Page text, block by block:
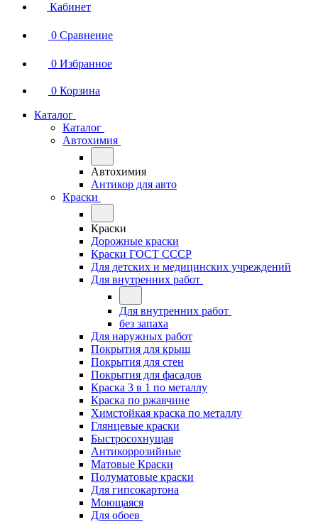
Кабинет
0 Сравнение
0 Избранное
0 Корзина
Каталог
Каталог
Автохимия
Автохимия
Антикор для авто
Краски
Краски
Дорожные краски
Краски ГОСТ СССР
Для детских и медицинских учреждений
Для внутренних работ
Для внутренних работ
без запаха
Для наружных работ
Покрытия для крыш
Покрытия для стен
Покрытия для фасадов
Краска 3 в 1 по металлу
Краска по ржавчине
Химстойкая краска по металлу
Глянцевые краски
Быстросохнущая
Антикоррозийные
Матовые Краски
Полуматовые краски
Для гипсокартона
Моющаяся
Для обоев